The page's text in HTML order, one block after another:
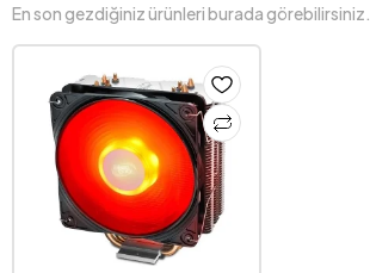
En son gezdiğiniz ürünleri burada görebilirsiniz.